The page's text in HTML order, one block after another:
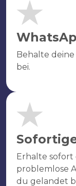
Behalte
bei.
Erhalte sofort
problemlose
du gelandet